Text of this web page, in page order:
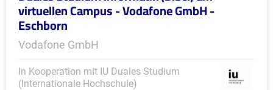
virtuellen Campus - Vodafone GmbH -
Eschborn
Vodafone GmbH
In Kooperation mit IU Duales Studium
(Internationale Hochschule)